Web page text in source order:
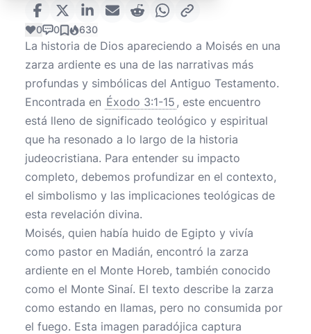
0 0 630
La historia de Dios apareciendo a Moisés en una
zarza ardiente es una de las narrativas más
profundas y simbólicas del Antiguo Testamento.
Encontrada en Éxodo 3:1-15 , este encuentro
está lleno de significado teológico y espiritual
que ha resonado a lo largo de la historia
judeocristiana. Para entender su impacto
completo, debemos profundizar en el contexto,
el simbolismo y las implicaciones teológicas de
esta revelación divina.
Moisés, quien había huido de Egipto y vivía
como pastor en Madián, encontró la zarza
ardiente en el Monte Horeb, también conocido
como el Monte Sinaí. El texto describe la zarza
como estando en llamas, pero no consumida por
el fuego. Esta imagen paradójica captura